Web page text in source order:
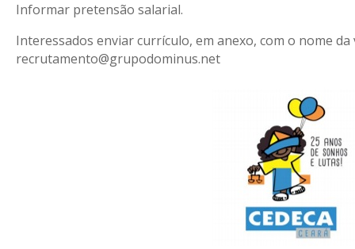
Informar pretensão salarial.
Interessados enviar currículo, em anexo, com o nome da
recrutamento@grupodominus.net